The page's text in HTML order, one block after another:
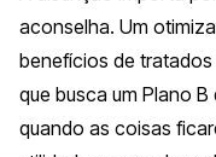
aconselha. Um
benefícios de tratados
que busca um Plano
quando as coisas